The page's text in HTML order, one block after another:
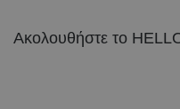
Ακολουθήστε το